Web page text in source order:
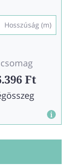
Hosszúság (m)
Ft